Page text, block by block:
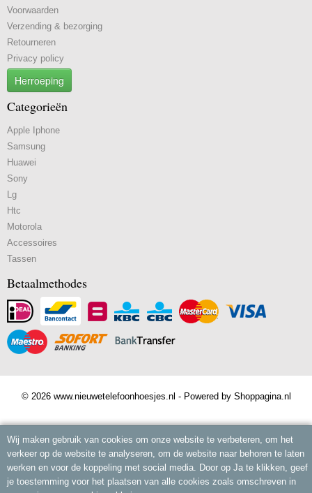
Voorwaarden
Verzending & bezorging
Retourneren
Privacy policy
Herroeping
Categorieën
Apple Iphone
Samsung
Huawei
Sony
Lg
Htc
Motorola
Accessoires
Tassen
Betaalmethodes
© 2026 www.nieuwetelefoonhoesjes.nl - Powered by Shoppagina.nl
Wij maken gebruik van cookies om onze website te verbeteren, om het
verkeer op de website te analyseren, om de website naar behoren te laten
werken en voor de koppeling met social media. Door op Ja te klikken, geef
je toestemming voor het plaatsen van alle cookies zoals omschreven in